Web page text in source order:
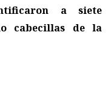
a siete
cabecillas de la